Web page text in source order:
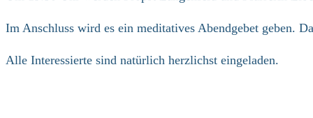
Im Anschluss wird es ein meditatives Abendgebet geben.
Alle Interessierte sind natürlich herzlichst eingeladen.